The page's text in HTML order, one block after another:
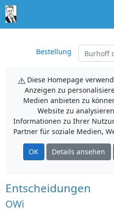
Bestellung
Diese Homepage
Anzeigen zu
Medien anbieten zu
Website zu
Informationen zu Ihrer
Partner für soziale Medien,
OK Details ansehen
Entscheidungen
OWi